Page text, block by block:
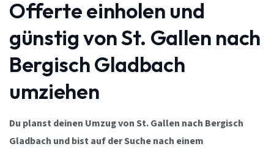
Offerte einholen und
günstig von St. Gallen nach
Bergisch Gladbach
umziehen
Du planst deinen Umzug von St. Gallen nach Bergisch
Gladbach und bist auf der Suche nach einem